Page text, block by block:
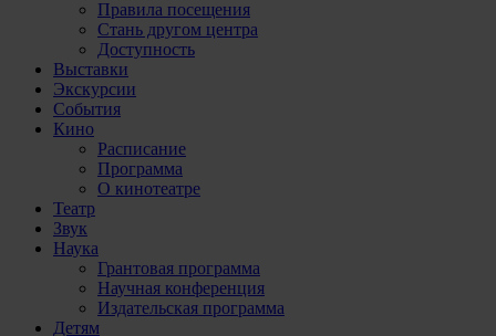
Правила посещения
Стань другом центра
Доступность
Выставки
Экскурсии
События
Кино
Расписание
Программа
О кинотеатре
Театр
Звук
Наука
Грантовая программа
Научная конференция
Издательская программа
Детям